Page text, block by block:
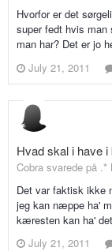
Hvorfor er det
super fedt hvis man
man har? Det er jo
July 21, 2011
Hvad skal i have
Cobra svarede på .*
Det var faktisk ikke
jeg kan næppe ha'
kæresten kan ha'
July 21, 2011